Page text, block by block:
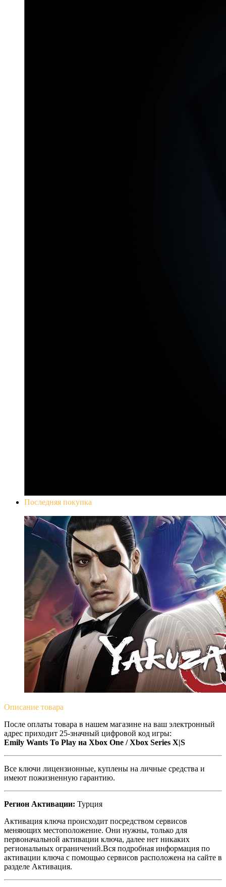
Последняя покупка
Описание товара
После оплаты товара в нашем магазине на ваш электронный
адрес приходит 25-значный цифровой код игры:
Emily Wants To Play на Xbox One / Xbox Series X|S
Все ключи лицензионные, куплены на личные средства и
имеют пожизненную гарантию.
Регион Активации: Турция
Активация ключа происходит посредством сервисов
меняющих местоположение. Они нужны, только для
первоначальной активации ключа, далее нет никаких
региональных ограничений.Вся подробная информация по
активации ключа с помощью сервисов расположена на сайте в
разделе Активация.